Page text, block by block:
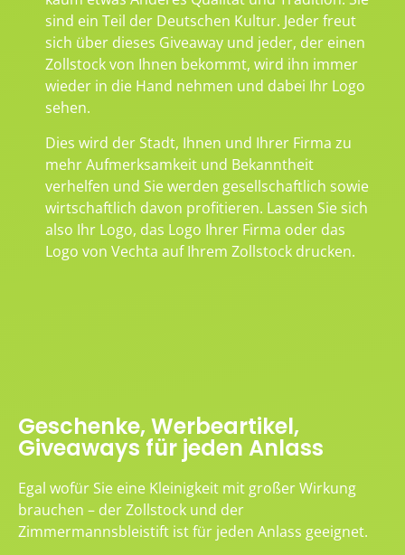
sind ein Teil der Deutschen Kultur. Jeder freut
sich über dieses Giveaway und jeder, der einen
Zollstock von Ihnen bekommt, wird ihn immer
wieder in die Hand nehmen und dabei Ihr Logo
sehen.
Dies wird der Stadt, Ihnen und Ihrer Firma zu
mehr Aufmerksamkeit und Bekanntheit
verhelfen und Sie werden gesellschaftlich sowie
wirtschaftlich davon profitieren. Lassen Sie sich
also Ihr Logo, das Logo Ihrer Firma oder das
Logo von Vechta auf Ihrem Zollstock drucken.
Geschenke, Werbeartikel,
Giveaways für jeden Anlass
Egal wofür Sie eine Kleinigkeit mit großer Wirkung
brauchen – der Zollstock und der
Zimmermannsbleistift ist für jeden Anlass geeignet.